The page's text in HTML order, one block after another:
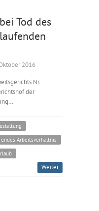
Tod des
2016
Nr.
der
Arbeitsverhältnis
Weiter